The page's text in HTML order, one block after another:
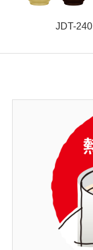
JDT-240